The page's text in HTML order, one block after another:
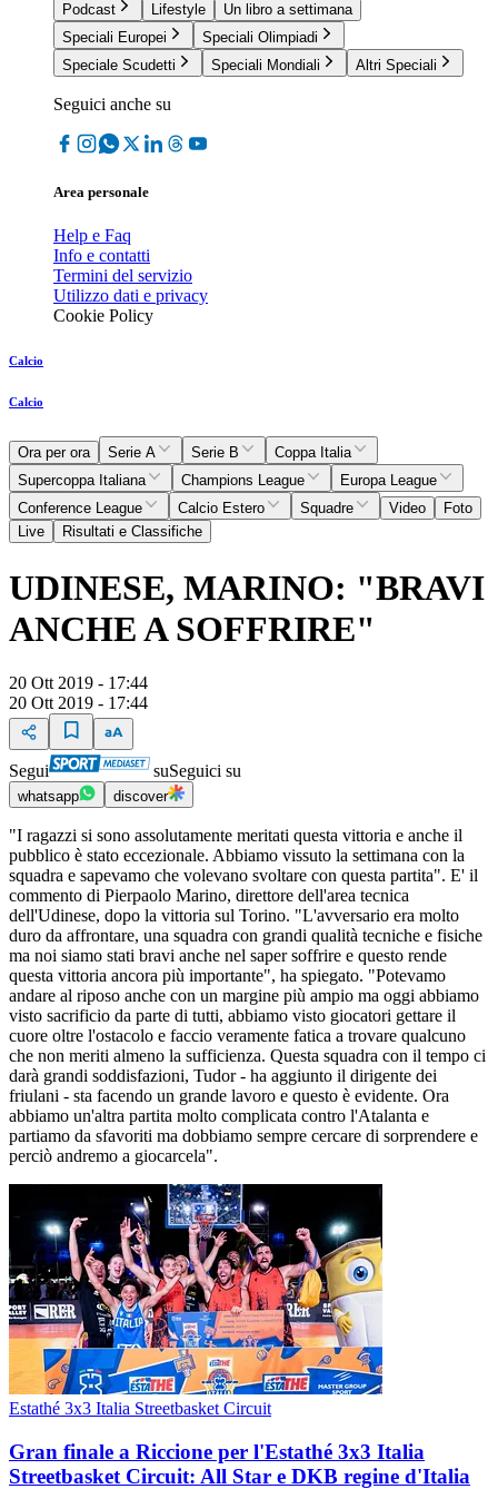
Podcast
Lifestyle
Un libro a settimana
Speciali Europei
Speciali Olimpiadi
Speciale Scudetti
Speciali Mondiali Altri Speciali
Seguici anche su
Area personale
Help e Faq
Info e contatti
Termini del servizio
Utilizzo dati e privacy
Cookie Policy
Calcio
Calcio
Ora per ora Serie A Serie B
Coppa Italia
Supercoppa Italiana
Champions League
Europa League
Conference League
Calcio Estero Squadre Video
Foto
Live
Risultati e Classifiche
UDINESE, MARINO: "BRAVI
ANCHE A SOFFRIRE"
20 Ott 2019 - 17:44
20 Ott 2019 - 17:44
Segui suSeguici su
whatsapp discover
"I ragazzi si sono assolutamente meritati questa vittoria e anche il
pubblico è stato eccezionale. Abbiamo vissuto la settimana con la
squadra e sapevamo che volevano svoltare con questa partita". E' il
commento di Pierpaolo Marino, direttore dell'area tecnica
dell'Udinese, dopo la vittoria sul Torino. "L'avversario era molto
duro da affrontare, una squadra con grandi qualità tecniche e fisiche
ma noi siamo stati bravi anche nel saper soffrire e questo rende
questa vittoria ancora più importante", ha spiegato. "Potevamo
andare al riposo anche con un margine più ampio ma oggi abbiamo
visto sacrificio da parte di tutti, abbiamo visto giocatori gettare il
cuore oltre l'ostacolo e faccio veramente fatica a trovare qualcuno
che non meriti almeno la sufficienza. Questa squadra con il tempo ci
darà grandi soddisfazioni, Tudor - ha aggiunto il dirigente dei
friulani - sta facendo un grande lavoro e questo è evidente. Ora
abbiamo un'altra partita molto complicata contro l'Atalanta e
partiamo da sfavoriti ma dobbiamo sempre cercare di sorprendere e
perciò andremo a giocarcela".
Estathé 3x3 Italia Streetbasket Circuit
Gran finale a Riccione per l'Estathé 3x3 Italia
Streetbasket Circuit: All Star e DKB regine d'Italia